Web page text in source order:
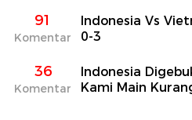
91
Komentar
Indonesia Vs
0-3
36
Komentar
Indonesia
Kami Main